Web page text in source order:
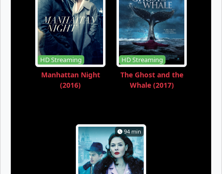
HD Streaming
Manhattan Night
(2016)
HD Streaming
The Ghost and the
Whale (2017)
94 min